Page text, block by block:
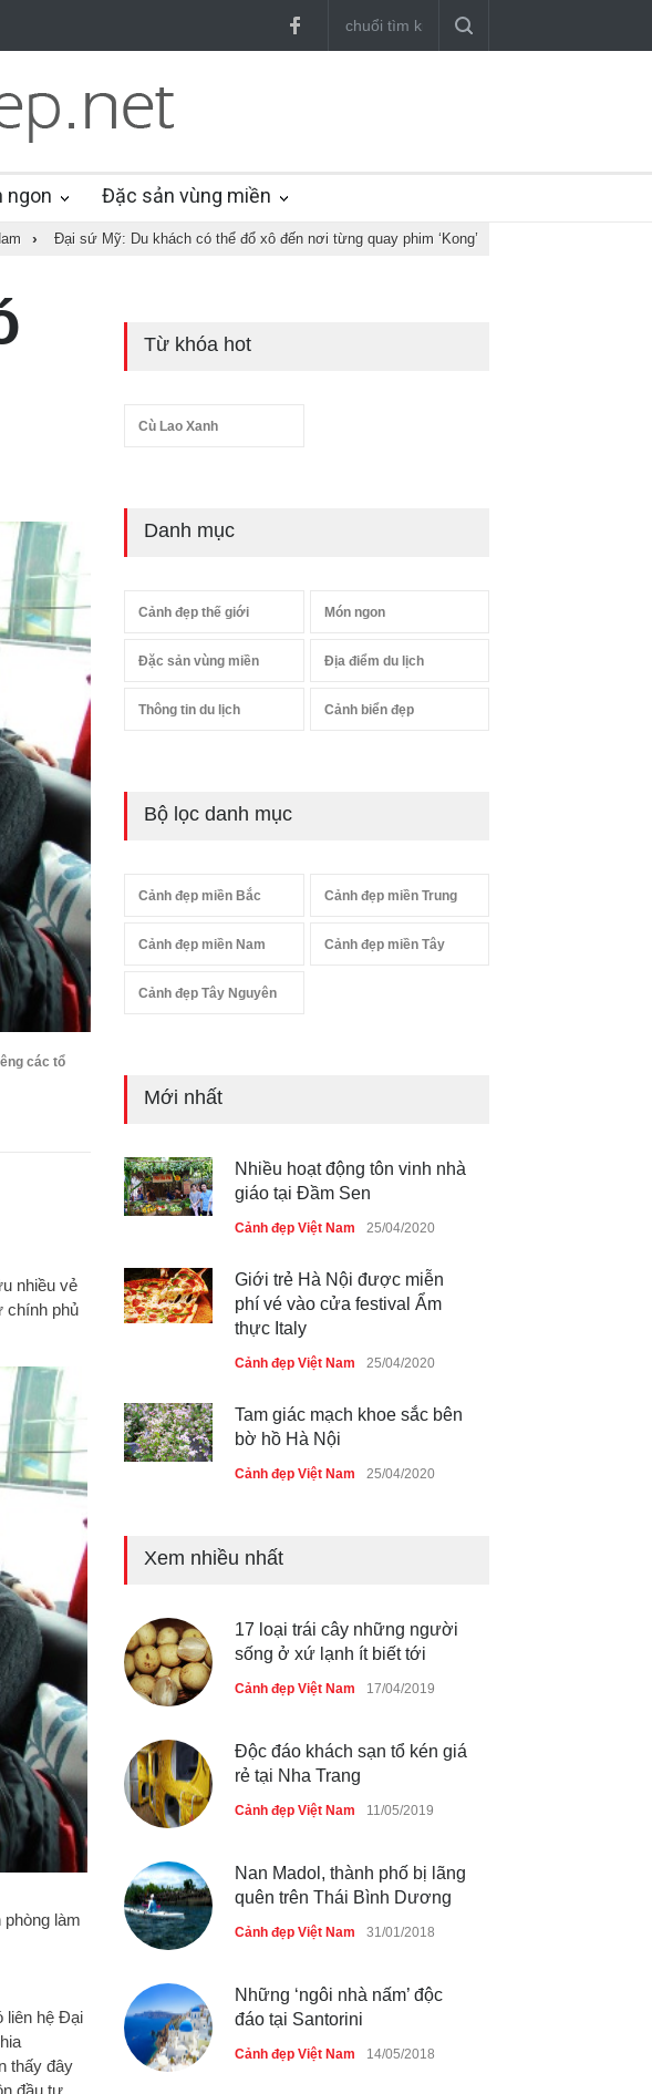
ngon Đặc sản vùng miền
› Đại sứ Mỹ: Du khách có thể đổ xô đến nơi từng quay phim ‘Kong’
các tổ
nhiều vẻ
chính phủ
làm
liên hệ Đại
thấy đây
đầu tư
Từ khóa hot
Cù Lao Xanh
Danh mục
Cảnh đẹp thế giới Món ngon
Đặc sản vùng miền Địa điểm du lịch
Thông tin du lịch Cảnh biển đẹp
Bộ lọc danh mục
Cảnh đẹp miền Bắc Cảnh đẹp miền Trung
Cảnh đẹp miền Nam Cảnh đẹp miền Tây
Cảnh đẹp Tây Nguyên
Mới nhất
Nhiều hoạt động tôn vinh nhà
giáo tại Đầm Sen
Cảnh đẹp Việt Nam 25/04/2020
Giới trẻ Hà Nội được miễn
phí vé vào cửa festival Ẩm
thực Italy
Cảnh đẹp Việt Nam 25/04/2020
Tam giác mạch khoe sắc bên
bờ hồ Hà Nội
Cảnh đẹp Việt Nam 25/04/2020
du lịch quốc gia
Những món ăn đồng quê dân
dã ở Sài Gòn
Cảnh đẹp Việt Nam 25/04/2020
Xem nhiều nhất
17 loại trái cây những người
sống ở xứ lạnh ít biết tới
Cảnh đẹp Việt Nam 17/04/2019
Độc đáo khách sạn tổ kén giá
rẻ tại Nha Trang
Cảnh đẹp Việt Nam 11/05/2019
Nan Madol, thành phố bị lãng
quên trên Thái Bình Dương
Cảnh đẹp Việt Nam 31/01/2018
Những ‘ngôi nhà nấm’ độc
đáo tại Santorini
Cảnh đẹp Việt Nam 14/05/2018